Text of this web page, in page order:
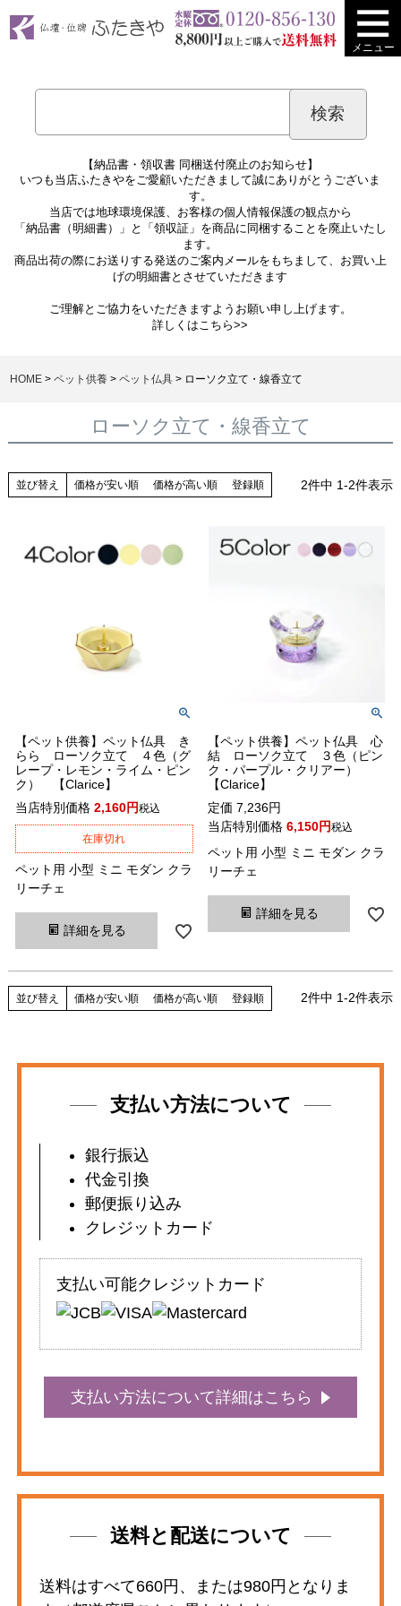
メニュー
【納品書・領収書 同梱送付廃止のお知らせ】
いつも当店ふたきやをご愛顧いただきまして誠にありがとうございま
す。
当店では地球環境保護、お客様の個人情報保護の観点から
「納品書（明細書）」と「領収証」を商品に同梱することを廃止いたし
ます。
商品出荷の際にお送りする発送のご案内メールをもちまして、お買い上
げの明細書とさせていただきます
ご理解とご協力をいただきますようお願い申し上げます。
詳しくはこちら>>
HOME ペット供養 ペット仏具 ローソク立て・線香立て
ローソク立て・線香立て
並び替え 価格が安い順 価格が高い順 登録順 2件中 1-2件表示
【ペット供養】ペット仏具 き
らら ローソク立て ４色（グ
レープ・レモン・ライム・ピン
ク） 【Clarice】
当店特別価格 2,160 税込
在庫切れ
ペット用 小型 ミニ モダン クラ
リーチェ
詳細を見る
【ペット供養】ペット仏具 心
結 ローソク立て ３色（ピン
ク・パープル・クリアー）
【Clarice】
定価 7,236
当店特別価格 6,150 税込
ペット用 小型 ミニ モダン クラ
リーチェ
詳細を見る
並び替え 価格が安い順 価格が高い順 登録順 2件中 1-2件表示
支払い方法について
銀行振込
代金引換
郵便振り込み
クレジットカード
支払い可能クレジットカード
支払い方法について詳細はこちら
送料と配送について
送料はすべて660円、または980円となりま